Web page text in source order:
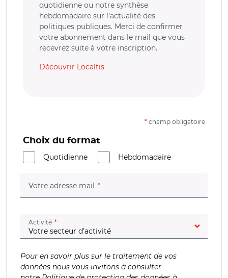
quotidienne ou notre synthèse
hebdomadaire sur l’actualité des
politiques publiques. Merci de confirmer
votre abonnement dans le mail que vous
recevrez suite à votre inscription.
Découvrir Localtis
* champ obligatoire
Choix du format
Quotidienne
Hebdomadaire
Votre adresse mail (champ obligatoire)
Activité (champ obligatoire)
Pour en savoir plus sur le traitement de vos
données nous vous invitons à consulter